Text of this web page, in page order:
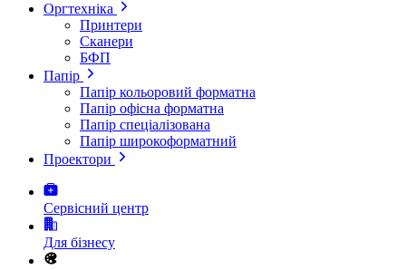
Оргтехніка
Принтери
Сканери
БФП
Папір
Папір кольоровий форматна
Папір офісна форматна
Папір спеціалізована
Папір широкоформатний
Проектори
Сервісний центр
Для бізнесу